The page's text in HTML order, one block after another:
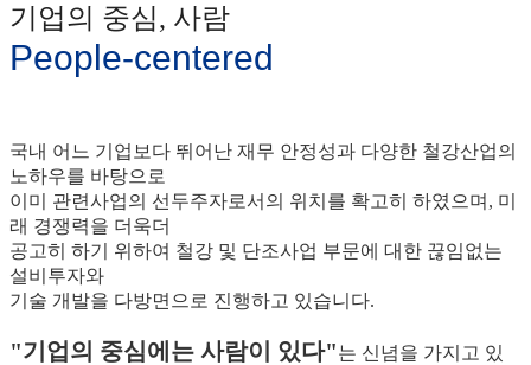
기업의 중심, 사람
People-centered
국내 어느 기업보다 뛰어난 재무 안정성과 다양한 철강산업의
노하우를 바탕으로
이미 관련사업의 선두주자로서의 위치를 확고히 하였으며, 미
래 경쟁력을 더욱더
공고히 하기 위하여 철강 및 단조사업 부문에 대한 끊임없는
설비투자와
기술 개발을 다방면으로 진행하고 있습니다.
"기업의 중심에는 사람이 있다"는 신념을 가지고 있